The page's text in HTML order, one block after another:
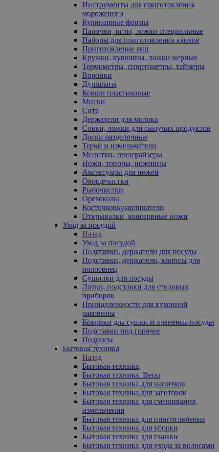
Инструменты для приготовления
мороженого
Кулинарные формы
Палочки, иглы, ложки специальные
Наборы для приготовления канапе
Приготовление яиц
Кружки, кувшины, ложки мерные
Термометры, спиртометры, таймеры
Воронки
Дуршлаги
Ковши пластиковые
Миски
Сита
Держатели для молока
Совки, ложки для сыпучих продуктов
Доски разделочные
Терки и измельчители
Молотки, тендерайзеры
Ножи, топоры, ножницы
Аксессуары для ножей
Овощечистки
Рыбочистки
Орехоколы
Косточковыдавливатели
Открывалки, консервные ножи
Уход за посудой
Назад
Уход за посудой
Подставки, держатели для посуды
Подставки, держатели, клипсы для
полотенец
Сушилки для посуды
Лотки, подставки для столовых
приборов
Принадлежности для кухонной
раковины
Коврики для сушки и хранения посуды
Подставки под горячее
Подносы
Бытовая техника
Назад
Бытовая техника
Бытовая техника. Весы
Бытовая техника для напитков
Бытовая техника для заготовок
Бытовая техника для смешивания,
измельчения
Бытовая техника для приготовления
Бытовая техника для уборки
Бытовая техника для глажки
Бытовая техника для ухода за волосами